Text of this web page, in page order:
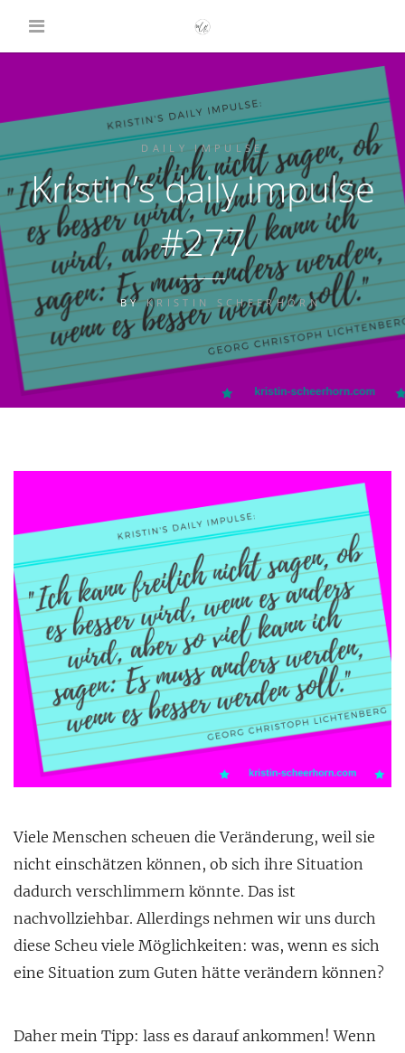
DAILY IMPULSE
Kristin’s daily impulse
#277
BYKRISTIN SCHEERHORN
Viele Menschen scheuen die Veränderung, weil sie
nicht einschätzen können, ob sich ihre Situation
dadurch verschlimmern könnte. Das ist
nachvollziehbar. Allerdings nehmen wir uns durch
diese Scheu viele Möglichkeiten: was, wenn es sich
eine Situation zum Guten hätte verändern können?
Daher mein Tipp: lass es darauf ankommen! Wenn